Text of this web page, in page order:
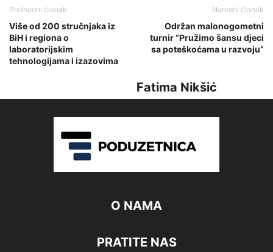
Prethodni članak
Više od 200 stručnjaka iz
BiH i regiona o
laboratorijskim
tehnologijama i izazovima
Naredni članak
Održan malonogometni
turnir “Pružimo šansu djeci
sa poteškoćama u razvoju”
Fatima Nikšić
O NAMA
PRATITE NAS